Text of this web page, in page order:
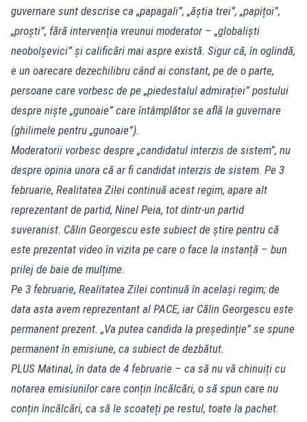
guvernare sunt descrise ca „papagali”, „ăștia trei”, „papițoi”,
„proști”, fără intervenția vreunui moderator – „globaliști
neobolșevici” și calificări mai aspre există. Sigur că, în oglindă,
e un oarecare dezechilibru când ai constant, pe de o parte,
persoane care vorbesc de pe „piedestalul admirației” postului
despre niște „gunoaie” care întâmplător se află la guvernare
(ghilimele pentru „gunoaie”).
Moderatorii vorbesc despre „candidatul interzis de sistem”, nu
despre opinia unora că ar fi candidat interzis de sistem. Pe 3
februarie, Realitatea Zilei continuă acest regim, apare alt
reprezentant de partid, Ninel Peia, tot dintr-un partid
suveranist. Călin Georgescu este subiect de știre pentru că
este prezentat video în vizita pe care o face la instanță – bun
prilej de baie de mulțime.
Pe 3 februarie, Realitatea Zilei continuă în același regim; de
data asta avem reprezentant al PACE, iar Călin Georgescu este
permanent prezent. „Va putea candida la președinție” se spune
permanent în emisiune, ca subiect de dezbătut.
PLUS Matinal, în data de 4 februarie – ca să nu vă chinuiți cu
notarea emisiunilor care conțin încălcări, o să spun care nu
conțin încălcări, ca să le scoateți pe restul, toate la pachet.